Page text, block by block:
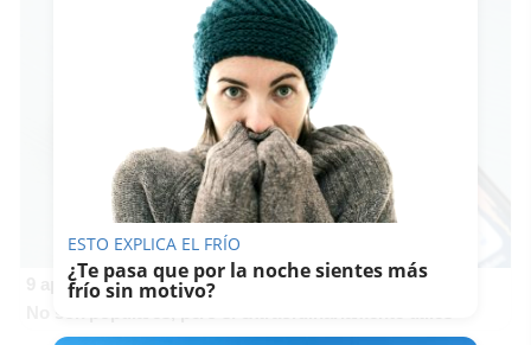
9 apps que valen oro
ESTO EXPLICA EL FRÍO
¿Te pasa que por la noche sientes más
frío sin motivo?